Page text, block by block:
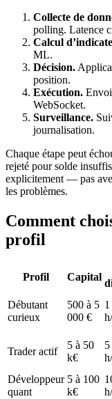
Collecte de
polling. Latence
Calcul
ML.
Décision.
position.
Exécution.
WebSocket.
Surveillance.
journalisation.
Chaque étape peut
rejeté pour solde
explicitement — pas
les problèmes.
Comment
profil
Profil Capital
Débutant
curieux
500 à 5
000 €
Trader actif
5 à 50
k€
Développeur
quant
5 à 100
k€